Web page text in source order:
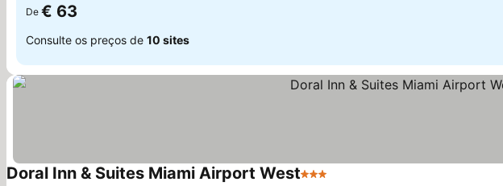
De € 63
Consulte os preços de 10 sites
Doral Inn & Suites Miami Airport West3 Estrelas